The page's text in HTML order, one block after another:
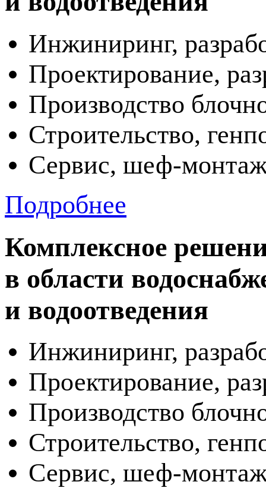
Инжиниринг,
Проектирование,
Производство
Строительство,
Сервис, шеф-
Подробнее
Комплексное
в области
и водоотведения
Инжиниринг,
Проектирование,
Производство
Строительство,
Сервис, шеф-